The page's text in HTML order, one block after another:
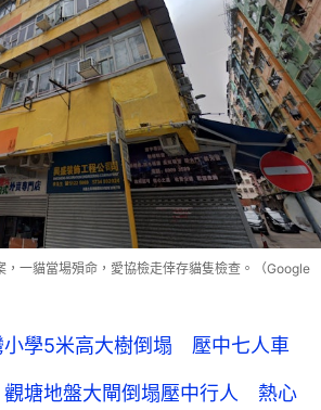
，一貓當場殞命，愛協檢走倖存貓隻檢查。（Google
小學5米高大樹倒塌 壓中七人車
觀塘地盤大閘倒塌壓中行人 熱心